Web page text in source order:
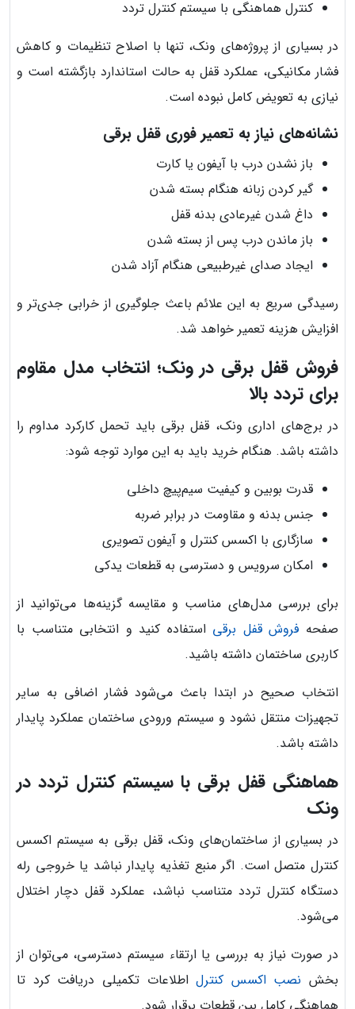
کنترل هماهنگی با سیستم کنترل تردد
در بسیاری از پروژه‌های ونک، تنها با اصلاح تنظیمات و کاهش
فشار مکانیکی، عملکرد قفل به حالت استاندارد بازگشته است و
نیازی به تعویض کامل نبوده است.
نشانه‌های نیاز به تعمیر فوری قفل برقی
باز نشدن درب با آیفون یا کارت
گیر کردن زبانه هنگام بسته شدن
داغ شدن غیرعادی بدنه قفل
باز ماندن درب پس از بسته شدن
ایجاد صدای غیرطبیعی هنگام آزاد شدن
رسیدگی سریع به این علائم باعث جلوگیری از خرابی جدی‌تر و
افزایش هزینه تعمیر خواهد شد.
فروش قفل برقی در ونک؛ انتخاب مدل مقاوم
برای تردد بالا
در برج‌های اداری ونک، قفل برقی باید تحمل کارکرد مداوم را
داشته باشد. هنگام خرید باید به این موارد توجه شود:
قدرت بوبین و کیفیت سیم‌پیچ داخلی
جنس بدنه و مقاومت در برابر ضربه
سازگاری با اکسس کنترل و آیفون تصویری
امکان سرویس و دسترسی به قطعات یدکی
برای بررسی مدل‌های مناسب و مقایسه گزینه‌ها می‌توانید از
صفحه فروش قفل برقی استفاده کنید و انتخابی متناسب با
کاربری ساختمان داشته باشید.
انتخاب صحیح در ابتدا باعث می‌شود فشار اضافی به سایر
تجهیزات منتقل نشود و سیستم ورودی ساختمان عملکرد پایدار
داشته باشد.
هماهنگی قفل برقی با سیستم کنترل تردد در
ونک
در بسیاری از ساختمان‌های ونک، قفل برقی به سیستم اکسس
کنترل متصل است. اگر منبع تغذیه پایدار نباشد یا خروجی رله
دستگاه کنترل تردد متناسب نباشد، عملکرد قفل دچار اختلال
می‌شود.
در صورت نیاز به بررسی یا ارتقاء سیستم دسترسی، می‌توان از
بخش نصب اکسس کنترلاطلاعات تکمیلی دریافت کرد تا